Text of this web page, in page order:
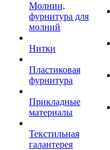
Молнии,
фурнитура для
молний
Нитки
Пластиковая
фурнитура
Прикладные
материалы
Текстильная
галантерея